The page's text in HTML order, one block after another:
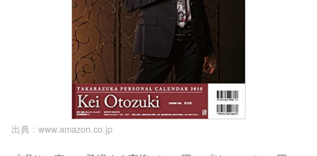
出典 : www.amazon.co.jp